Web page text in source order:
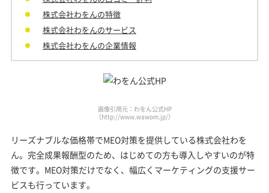
株式会社わをんの特徴
株式会社わをんのサービス
株式会社わをんの企業情報
画像引用元：わをん公式HP
（http://www.wawom.jp/）
リーズナブルな価格帯でMEO対策を提供している株式会社わを
ん。完全成果報酬型のため、はじめての方も導入しやすいのが特
徴です。MEO対策だけでなく、幅広くマーケティングの支援サー
ビスも行っています。